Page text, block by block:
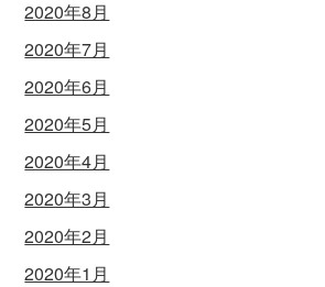
2020年8月
2020年7月
2020年6月
2020年5月
2020年4月
2020年3月
2020年2月
2020年1月